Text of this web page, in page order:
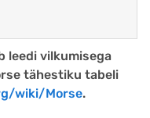
leedi vilkumisega
tähestiku tabeli
wiki/Morse.